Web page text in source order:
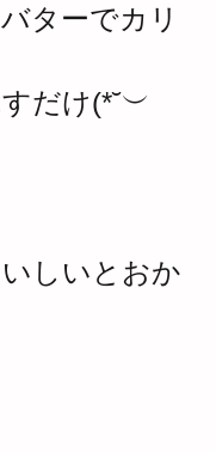
ターでカリ
だけ(*˘︶
しいとおか